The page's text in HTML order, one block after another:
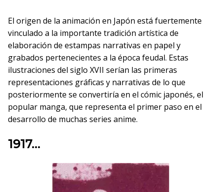
El origen de la animación en Japón está fuertemente
vinculado a la importante tradición artística de
elaboración de estampas narrativas en papel y
grabados pertenecientes a la época feudal. Estas
ilustraciones del siglo XVII serían las primeras
representaciones gráficas y narrativas de lo que
posteriormente se convertiría en el cómic japonés, el
popular manga, que representa el primer paso en el
desarrollo de muchas series anime.
1917…